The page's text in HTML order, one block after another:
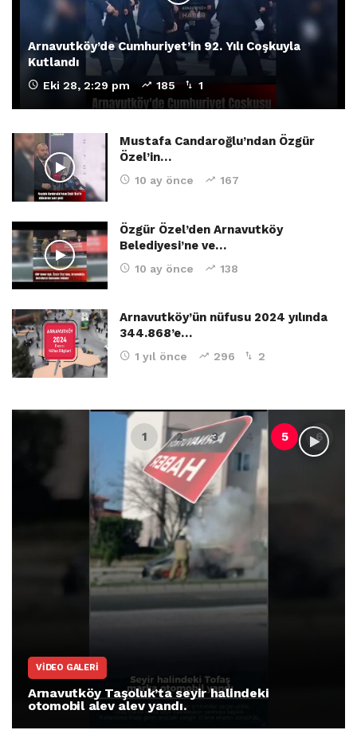
Arnavutköy’de Cumhuriyet’in 92. Yılı Coşkuyla
Kutlandı
Eki 28, 2:29 pm 185 1
Mustafa Candaroğlu’ndan Özgür
Özel’in…
10 ay önce 167
Özgür Özel’den Arnavutköy
Belediyesi’ne ve…
10 ay önce 138
Arnavutköy’ün nüfusu 2024 yılında
344.868’e…
1 yıl önce 296 2
VIDEO GALERI
Arnavutköy Taşoluk’ta seyir halindeki
otomobil alev alev yandı.